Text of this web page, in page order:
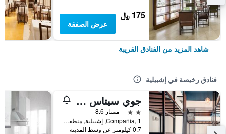
175 ﷼
عرض الصفقة
شاهد المزيد من الفنادق القريبة
فنادق رخيصة في إشبيلية
جوي سيتاس كوووركينج
2 نجمتين
ممتاز 8.6
Compañia, 1, إشبيلية, منطقة أندلوسيا, أسبانيا
0.7 كيلومتر عن وسط المدينة